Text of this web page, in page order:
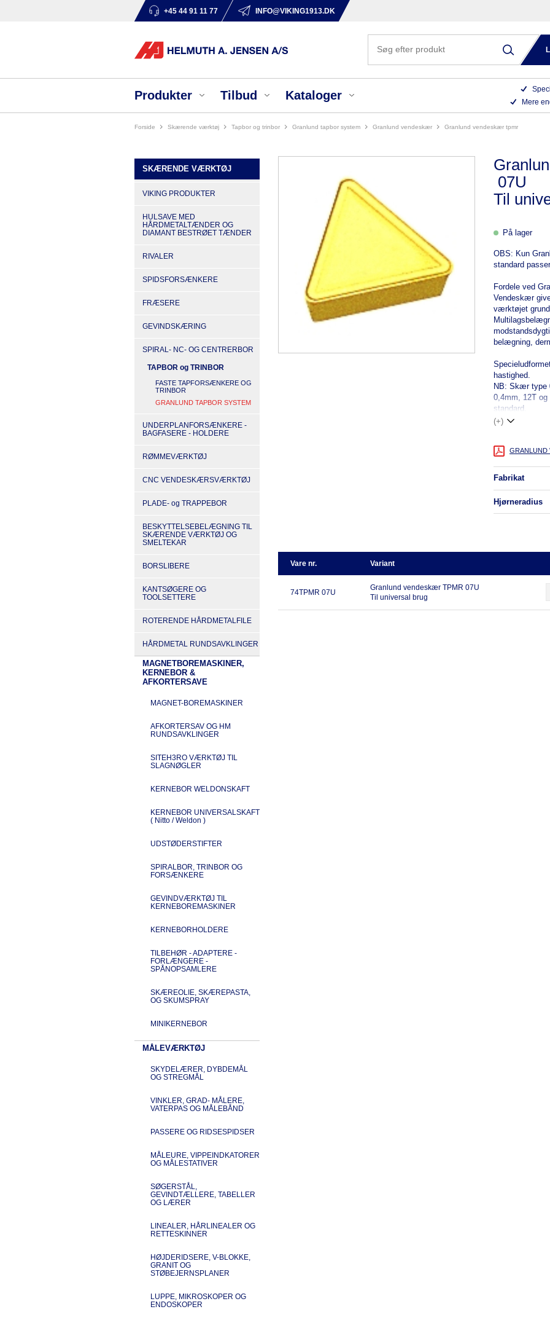
+45 44 91 11 77 INFO@VIKING1913.DK
Produkter Tilbud Kataloger
Mere
Forside skærende værktøj tapbor og trinbor granlund tapbor system granlund vendeskær granlund vendeskær tpmr
SKÆRENDE VÆRKTØJ
VIKING PRODUKTER
HULSAVE MED
HÅRDMETALTÆNDER OG
DIAMANT BESTRØET TÆNDER
RIVALER
SPIDSFORSÆNKERE
FRÆSERE
GEVINDSKÆRING
SPIRAL- NC- OG CENTRERBOR
TAPBOR og TRINBOR
FASTE TAPFORSÆNKERE OG
TRINBOR
GRANLUND TAPBOR SYSTEM
UNDERPLANFORSÆNKERE -
BAGFASERE - HOLDERE
RØMMEVÆRKTØJ
CNC VENDESKÆRSVÆRKTØJ
PLADE- og TRAPPEBOR
BESKYTTELSEBELÆGNING TIL
SKÆRENDE VÆRKTØJ OG
SMELTEKAR
BORSLIBERE
KANTSØGERE OG
TOOLSETTERE
ROTERENDE HÅRDMETALFILE
HÅRDMETAL RUNDSAVKLINGER
MAGNETBOREMASKINER,
KERNEBOR &
AFKORTERSAVE
MAGNET-BOREMASKINER
AFKORTERSAV OG HM
RUNDSAVKLINGER
SITEH3RO VÆRKTØJ TIL
SLAGNØGLER
KERNEBOR WELDONSKAFT
KERNEBOR UNIVERSALSKAFT
( Nitto / Weldon )
UDSTØDERSTIFTER
SPIRALBOR, TRINBOR OG
FORSÆNKERE
GEVINDVÆRKTØJ TIL
KERNEBOREMASKINER
KERNEBORHOLDERE
TILBEHØR - ADAPTERE -
FORLÆNGERE -
SPÅNOPSAMLERE
SKÆREOLIE, SKÆREPASTA,
OG SKUMSPRAY
MINIKERNEBOR
MÅLEVÆRKTØJ
SKYDELÆRER, DYBDEMÅL
OG STREGMÅL
VINKLER, GRAD- MÅLERE,
VATERPAS OG MÅLEBÅND
PASSERE OG RIDSESPIDSER
MÅLEURE, VIPPEINDKATORER
OG MÅLESTATIVER
SØGERSTÅL,
GEVINDTÆLLERE, TABELLER
OG LÆRER
LINEALER, HÅRLINEALER OG
RETTESKINNER
HØJDERIDSERE, V-BLOKKE,
GRANIT OG
STØBEJERNSPLANER
LUPPE, MIKROSKOPER OG
ENDOSKOPER
07U
Til
På lager
OBS: Kun
standard
Fordele ved
Vendeskær
værktøjet
belægning,
hastighed.
NB: Skær type
0,4mm, 12T og
standard.
(+)
GRANLUND
fabrikat
hjørneradius
Vare nr. Variant
74TPMR 07U
Granlund vendeskær TPMR 07U
Til universal brug